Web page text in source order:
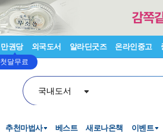
만권당
첫달무료
외국도서 알라딘굿즈 온라인중고
국내도서
추천마법사 베스트 새로나온책 이벤트